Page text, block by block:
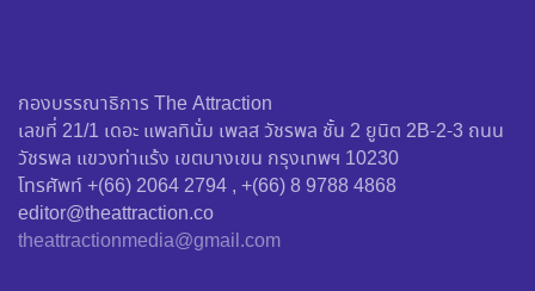
กองบรรณาธิการ The Attraction
เลขที่ 21/1 เดอะ แพลทินั่ม เพลส วัชรพล ชั้น 2 ยูนิต 2B-2-3 ถนน
วัชรพล แขวงท่าแร้ง เขตบางเขน กรุงเทพฯ 10230
โทรศัพท์ +(66) 2064 2794 , +(66) 8 9788 4868
editor@theattraction.co
theattractionmedia@gmail.com